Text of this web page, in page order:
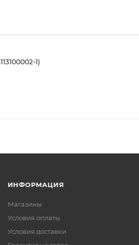
1)
ИНФОРМАЦИЯ
Магазины
Условия оплаты
Условия доставки